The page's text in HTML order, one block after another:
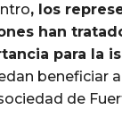
, los
han
para la
beneficiar
de